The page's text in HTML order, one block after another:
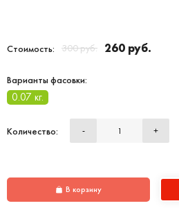
Стоимость: 300 руб. 260 руб.
Варианты фасовки:
0.07 кг.
Количество: - +
В корзину